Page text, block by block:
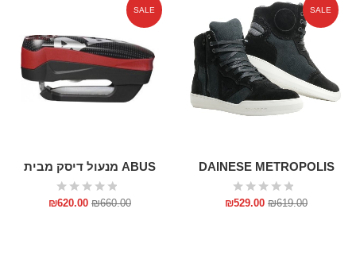
SALE
DAINESE METROPOLIS
₪619.00
₪529.00
SALE
ABUS מנעול דיסק מבית
₪660.00
₪620.00